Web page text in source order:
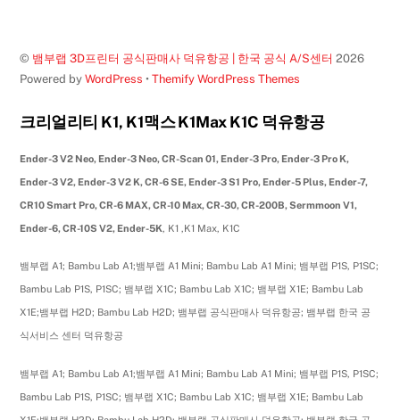
© 뱀부랩 3D프린터 공식판매사 덕유항공 | 한국 공식 A/S센터 2026
Powered byWordPress •Themify WordPress Themes
크리얼리티 K1, K1맥스 K1Max K1C 덕유항공
Ender-3 V2 Neo, Ender-3 Neo, CR-Scan 01, Ender-3 Pro, Ender-3 Pro K,
Ender-3 V2, Ender-3 V2 K, CR-6 SE, Ender-3 S1 Pro, Ender-5 Plus, Ender-7,
CR10 Smart Pro, CR-6 MAX, CR-10 Max, CR-30, CR-200B, Sermmoon V1,
Ender-6, CR-10S V2, Ender-5K, K1 ,K1 Max, K1C
뱀부랩 A1; Bambu Lab A1;뱀부랩 A1 Mini; Bambu Lab A1 Mini; 뱀부랩 P1S, P1SC;
Bambu Lab P1S, P1SC; 뱀부랩 X1C; Bambu Lab X1C; 뱀부랩 X1E; Bambu Lab
X1E;뱀부랩 H2D; Bambu Lab H2D; 뱀부랩 공식판매사 덕유항공; 뱀부랩 한국 공
식서비스 센터 덕유항공
뱀부랩 A1; Bambu Lab A1;뱀부랩 A1 Mini; Bambu Lab A1 Mini; 뱀부랩 P1S, P1SC;
Bambu Lab P1S, P1SC; 뱀부랩 X1C; Bambu Lab X1C; 뱀부랩 X1E; Bambu Lab